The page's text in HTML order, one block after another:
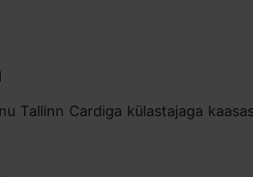
Tallinn Cardiga külastajaga